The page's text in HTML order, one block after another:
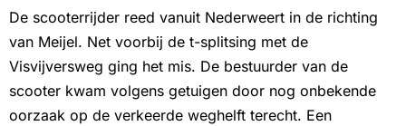
De scooterrijder reed vanuit Nederweert in de richting
van Meijel. Net voorbij de t-splitsing met de
Visvijversweg ging het mis. De bestuurder van de
scooter kwam volgens getuigen door nog onbekende
oorzaak op de verkeerde weghelft terecht. Een